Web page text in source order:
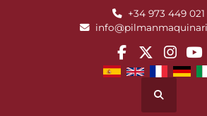
+34 973 449 021
facebook
twitter
Buscar